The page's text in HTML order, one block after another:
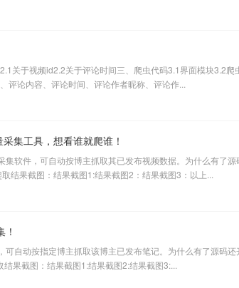
关于视频id2.2关于评论时间三、爬虫代码3.1界面模块3.2
评论内容、评论时间、评论作者昵称、评论作...
集工具，想看谁就爬谁！
软件，可自动按博主抓取其已发布视频数据。为什么有了
结果截图：结果截图1:结果截图2：结果截图3：以上...
自动按指定博主抓取该博主已发布笔记。为什么有了源码
果截图：结果截图1:结果截图2:结果截图3:...